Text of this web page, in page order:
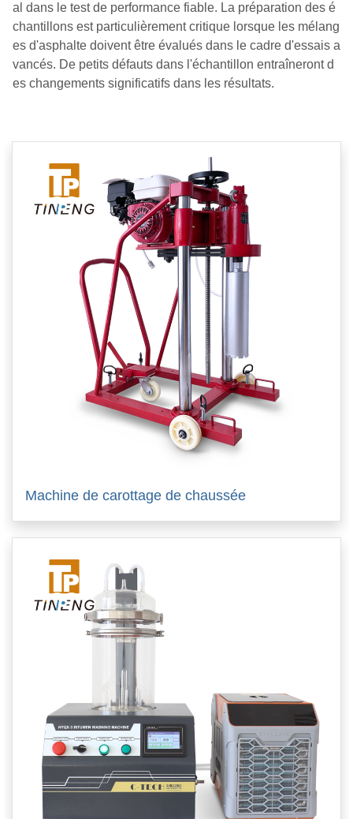
al dans le test de performance fiable. La préparation des é
chantillons est particulièrement critique lorsque les mélang
es d'asphalte doivent être évalués dans le cadre d'essais a
vancés. De petits défauts dans l'échantillon entraîneront d
es changements significatifs dans les résultats.
Machine de carottage de chaussée